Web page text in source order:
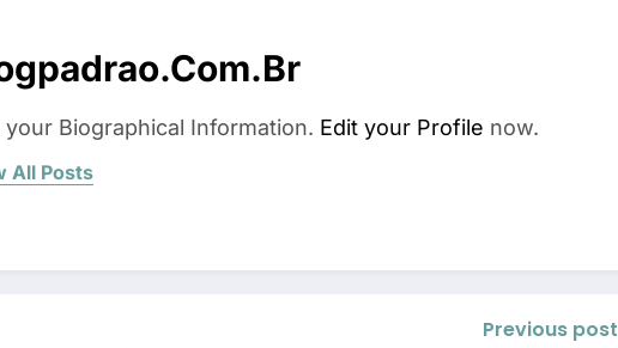
your Biographical Information. Edit your Profile now.
All Posts
Previous post